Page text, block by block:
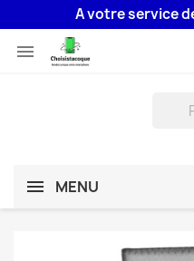
A votre service

MENU